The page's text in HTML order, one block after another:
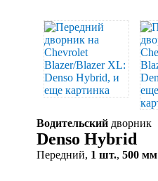
Водительский дворник
Denso Hybrid
Передний, 1 шт., 500 мм